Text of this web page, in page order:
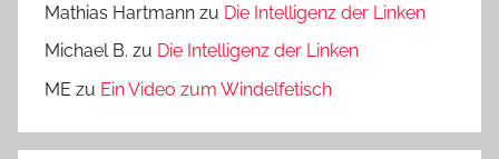
Mathias Hartmann zu Die Intelligenz der Linken
Michael B. zu Die Intelligenz der Linken
ME zu Ein Video zum Windelfetisch